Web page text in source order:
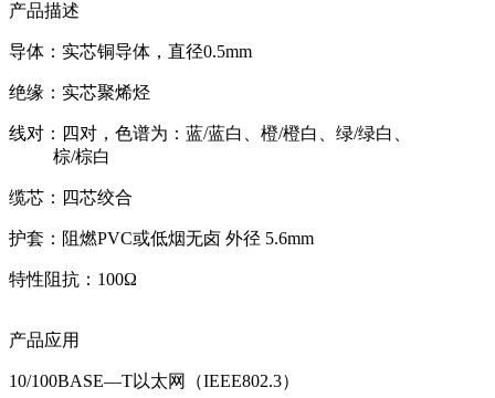
产品描述
导体：实芯铜导体，直径0.5mm
绝缘：实芯聚烯烃
线对：四对，色谱为：蓝/蓝白、橙/橙白、绿/绿白、
棕/棕白
缆芯：四芯绞合
护套：阻燃PVC或低烟无卤 外径 5.6mm
特性阻抗：100Ω
产品应用
10/100BASE—T以太网（IEEE802.3）